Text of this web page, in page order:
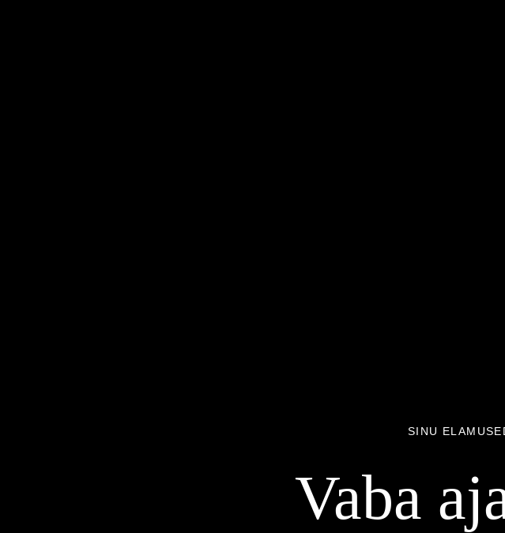
SINU
Vaba